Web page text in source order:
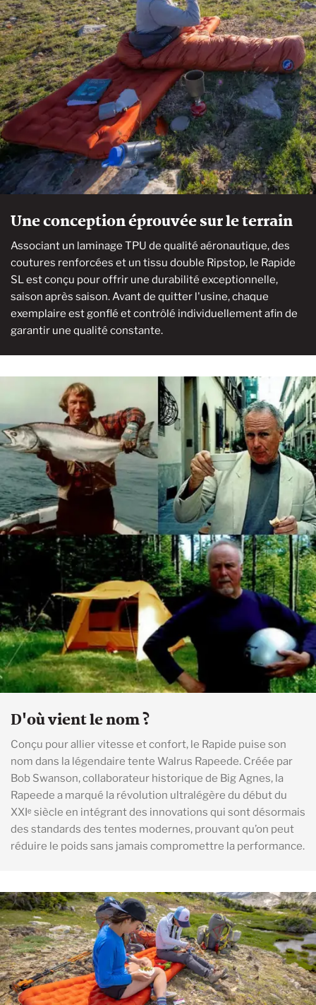
Une conception éprouvée sur le terrain
Associant un laminage TPU de qualité aéronautique, des
coutures renforcées et un tissu double Ripstop, le Rapide
SL est conçu pour offrir une durabilité exceptionnelle,
saison après saison. Avant de quitter l'usine, chaque
exemplaire est gonflé et contrôlé individuellement afin de
garantir une qualité constante.
D'où vient le nom ?
Conçu pour allier vitesse et confort, le Rapide puise son
nom dans la légendaire tente Walrus Rapeede. Créée par
Bob Swanson, collaborateur historique de Big Agnes, la
Rapeede a marqué la révolution ultralégère du début du
XXIᵉ siècle en intégrant des innovations qui sont désormais
des standards des tentes modernes, prouvant qu’on peut
réduire le poids sans jamais compromettre la performance.